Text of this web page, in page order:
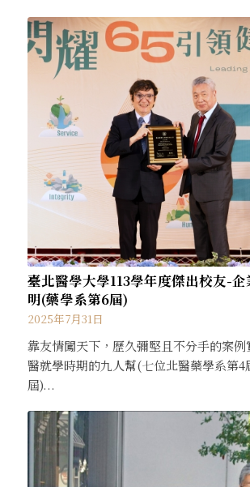
臺北醫學大學113學年度傑出校友-
明(藥學系第6屆)
2025年7月31日
靠友情闖天下，歷久彌堅且不分手的案
醫就學時期的九人幫(七位北醫藥學系第4
屆)...